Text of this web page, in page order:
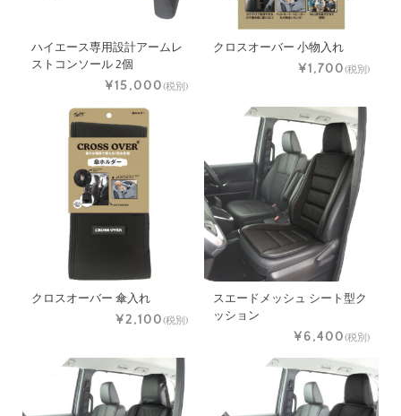
ハイエース専用設計アームレ
ストコンソール 2個
¥15,000(税別)
クロスオーバー 小物入れ
¥1,700(税別)
クロスオーバー 傘入れ
¥2,100(税別)
スエードメッシュ シート型ク
ッション
¥6,400(税別)